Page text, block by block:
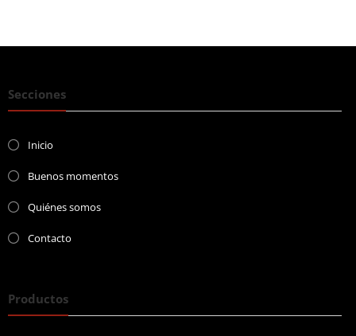
Secciones
Inicio
Buenos momentos
Quiénes somos
Contacto
Productos